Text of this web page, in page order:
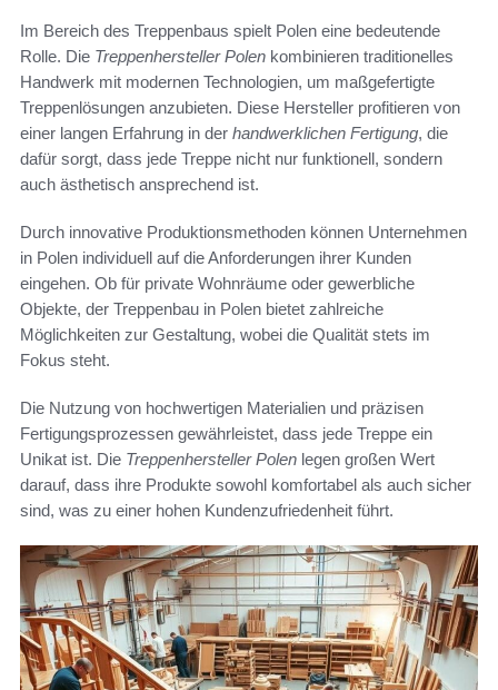
Im Bereich des Treppenbaus spielt Polen eine bedeutende
Rolle. Die Treppenhersteller Polen kombinieren traditionelles
Handwerk mit modernen Technologien, um maßgefertigte
Treppenlösungen anzubieten. Diese Hersteller profitieren von
einer langen Erfahrung in der handwerklichen Fertigung, die
dafür sorgt, dass jede Treppe nicht nur funktionell, sondern
auch ästhetisch ansprechend ist.
Durch innovative Produktionsmethoden können Unternehmen
in Polen individuell auf die Anforderungen ihrer Kunden
eingehen. Ob für private Wohnräume oder gewerbliche
Objekte, der Treppenbau in Polen bietet zahlreiche
Möglichkeiten zur Gestaltung, wobei die Qualität stets im
Fokus steht.
Die Nutzung von hochwertigen Materialien und präzisen
Fertigungsprozessen gewährleistet, dass jede Treppe ein
Unikat ist. Die Treppenhersteller Polen legen großen Wert
darauf, dass ihre Produkte sowohl komfortabel als auch sicher
sind, was zu einer hohen Kundenzufriedenheit führt.